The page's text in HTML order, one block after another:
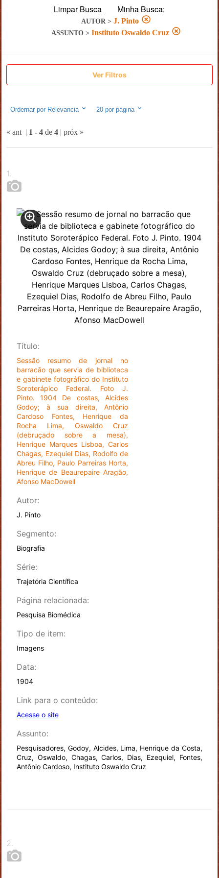
Limpar Busca Minha Busca:
AUTOR > J. Pinto
ASSUNTO> Instituto Oswaldo Cruz
Ver Filtros
Ordernar por Relevancia 20por página
« ant | 1 - 4de 4| próx »
1.
Título:
Sessão resumo de jornal no
barracão que servia de biblioteca
e gabinete fotográfico do Instituto
Soroterápico Federal. Foto J.
Pinto. 1904 De costas, Alcides
Godoy; à sua direita, Antônio
Cardoso Fontes, Henrique da
Rocha Lima, Oswaldo Cruz
(debruçado sobre a mesa),
Henrique Marques Lisboa, Carlos
Chagas, Ezequiel Dias, Rodolfo de
Abreu Filho, Paulo Parreiras Horta,
Henrique de Beaurepaire Aragão,
Afonso MacDowell
Autor:
J. Pinto
Segmento:
Biografia
Série:
Trajetória Científica
Página relacionada:
Pesquisa Biomédica
Tipo de item:
Imagens
Data:
1904
Link para o conteúdo:
Acesse o site
Assunto:
Pesquisadores, Godoy, Alcides, Lima, Henrique da Costa,
Cruz, Oswaldo, Chagas, Carlos, Dias, Ezequiel, Fontes,
Antônio Cardoso, Instituto Oswaldo Cruz
2.